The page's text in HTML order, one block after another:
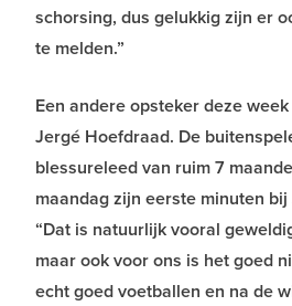
schorsing, dus gelukkig zijn er
te melden.”
Een andere opsteker deze
Jergé Hoefdraad. De
blessureleed van ruim 7
maandag zijn eerste minuten bij
“Dat is natuurlijk vooral
maar ook voor ons is het goed
echt goed voetballen en na de